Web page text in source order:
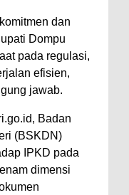
Krisis Air
Peredaran
2 Pria
Ikhtiar Kota Bima
Kekerasan
dan
Dompu
pada regulasi,
efisien,
jawab.
Badan
(BSKDN)
IPKD pada
dimensi